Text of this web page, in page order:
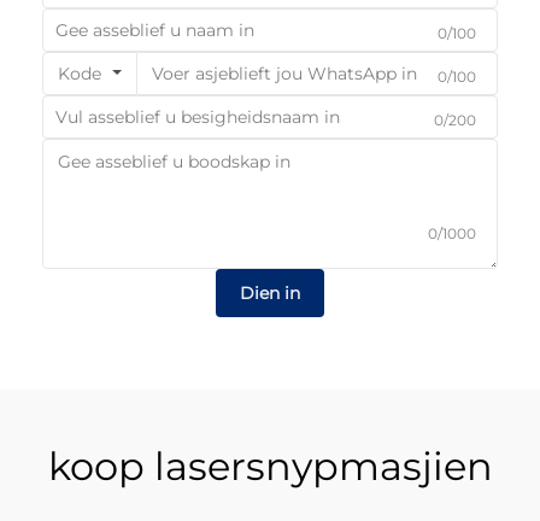
0/100
Kode 0/100
0/200
0/1000
Dien in
koop lasersnypmasjien